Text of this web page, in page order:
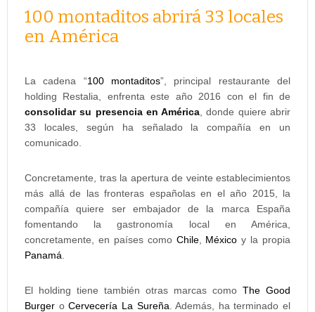
100 montaditos abrirá 33 locales
en América
La cadena “100 montaditos”, principal restaurante del
holding Restalia, enfrenta este año 2016 con el fin de
consolidar su presencia en América , donde quiere abrir
33 locales, según ha señalado la compañía en un
comunicado.
Concretamente, tras la apertura de veinte establecimientos
más allá de las fronteras españolas en el año 2015, la
compañía quiere ser embajador de la marca España
fomentando la gastronomía local en América,
concretamente, en países como Chile, México y la propia
Panamá
El holding tiene también otras marcas como The Good
Burger oCervecería La Sureña . Además, ha terminado el